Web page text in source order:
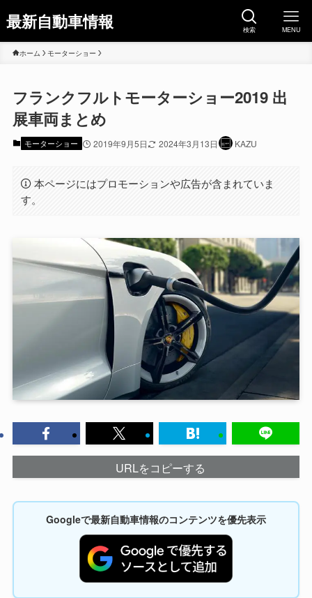
最新自動車情報 検索 MENU
ホーム モーターショー
フランクフルトモーターショー2019 出
展車両まとめ
モーターショー 2019年9月5日 2024年3月13日 KAZU
本ページにはプロモーションや広告が含まれていま
す。
URLをコピーする
Googleで最新自動車情報のコンテンツを優先表示